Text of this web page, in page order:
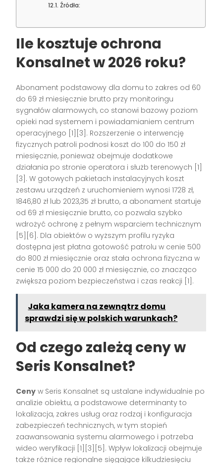
Źródła:
Ile kosztuje ochrona
Konsalnet w 2026 roku?
Abonament podstawowy dla domu to zakres od 60
do 69 zł miesięcznie brutto przy monitoringu
sygnałów alarmowych, co stanowi bazowy poziom
opieki nad systemem i powiadamianiem centrum
operacyjnego [1][3]. Rozszerzenie o interwencję
fizycznych patroli podnosi koszt do 100 do 150 zł
miesięcznie, ponieważ obejmuje dodatkowe
działania po stronie operatora i służb terenowych [1]
[3]. W gotowych pakietach instalacyjnych koszt
zestawu urządzeń z uruchomieniem wynosi 1728 zł,
1846,80 zł lub 2023,35 zł brutto, a abonament startuje
od 69 zł miesięcznie brutto, co pozwala szybko
wdrożyć ochronę z pełnym wsparciem technicznym
[5][6]. Dla obiektów o wyższym profilu ryzyka
dostępna jest płatna gotowość patrolu w cenie 500
do 800 zł miesięcznie oraz stała ochrona fizyczna w
cenie 15 000 do 20 000 zł miesięcznie, co znacząco
zwiększa poziom bezpieczeństwa i czas reakcji [1].
Jaka kamera na zewnątrz domu
sprawdzi się w polskich warunkach?
Od czego zależą ceny w
Seris Konsalnet?
Ceny w Seris Konsalnet są ustalane indywidualnie po
analizie obiektu, a podstawowe determinanty to
lokalizacja, zakres usług oraz rodzaj i konfiguracja
zabezpieczeń technicznych, w tym stopień
zaawansowania systemu alarmowego i potrzeba
wideo weryfikacji [1][3][5]. Wpływ lokalizacji obejmuje
także różnice regionalne sięgające kilkudziesięciu